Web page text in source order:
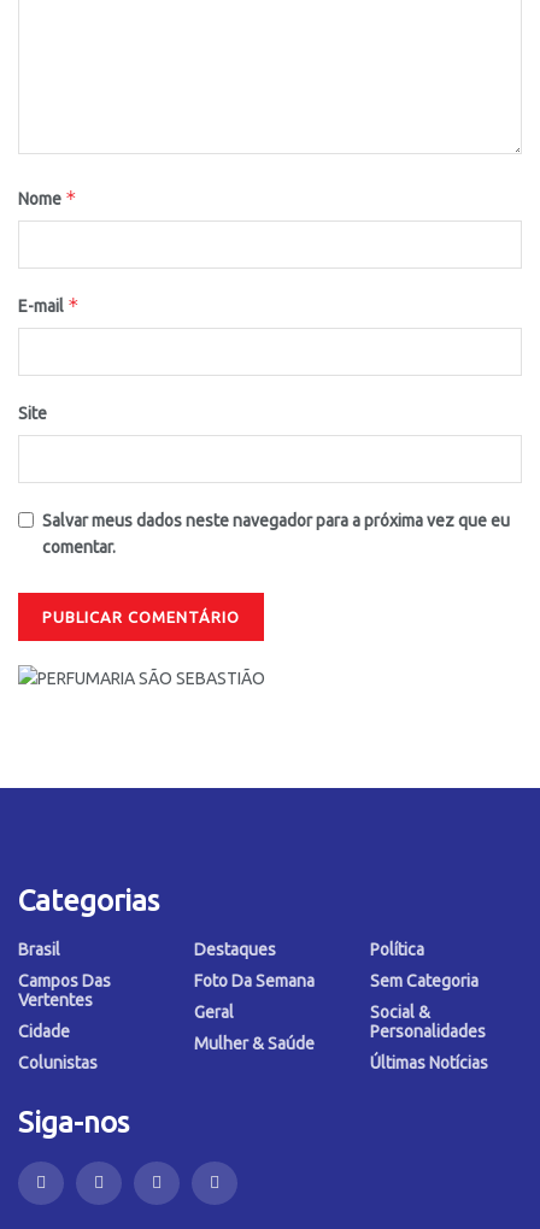
Nome *
E-mail *
Site
Salvar meus dados neste navegador para a próxima vez que eu
comentar.
Categorias
Brasil
Campos Das
Vertentes
Cidade
Colunistas
Destaques
Foto Da Semana
Geral
Mulher & Saúde
Política
Sem Categoria
Social &
Personalidades
Últimas Notícias
Siga-nos